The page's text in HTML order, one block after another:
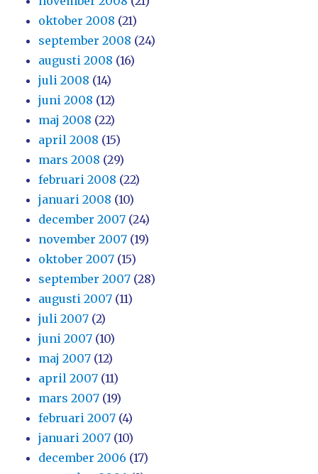
oktober 2008 (21)
september 2008 (24)
augusti 2008 (16)
juli 2008 (14)
juni 2008 (12)
maj 2008 (22)
april 2008 (15)
mars 2008 (29)
februari 2008 (22)
januari 2008 (10)
december 2007 (24)
november 2007 (19)
oktober 2007 (15)
september 2007 (28)
augusti 2007 (11)
juli 2007 (2)
juni 2007 (10)
maj 2007 (12)
april 2007 (11)
mars 2007 (19)
februari 2007 (4)
januari 2007 (10)
december 2006 (17)